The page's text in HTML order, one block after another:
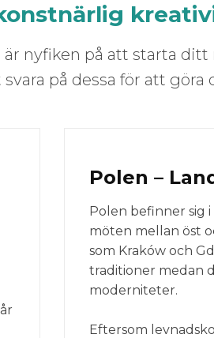
nyfiken på att starta
på dessa för att
Polen –
Polen befinner sig
möten mellan öst
som Kraków och
traditioner medan
moderniteter.
Eftersom